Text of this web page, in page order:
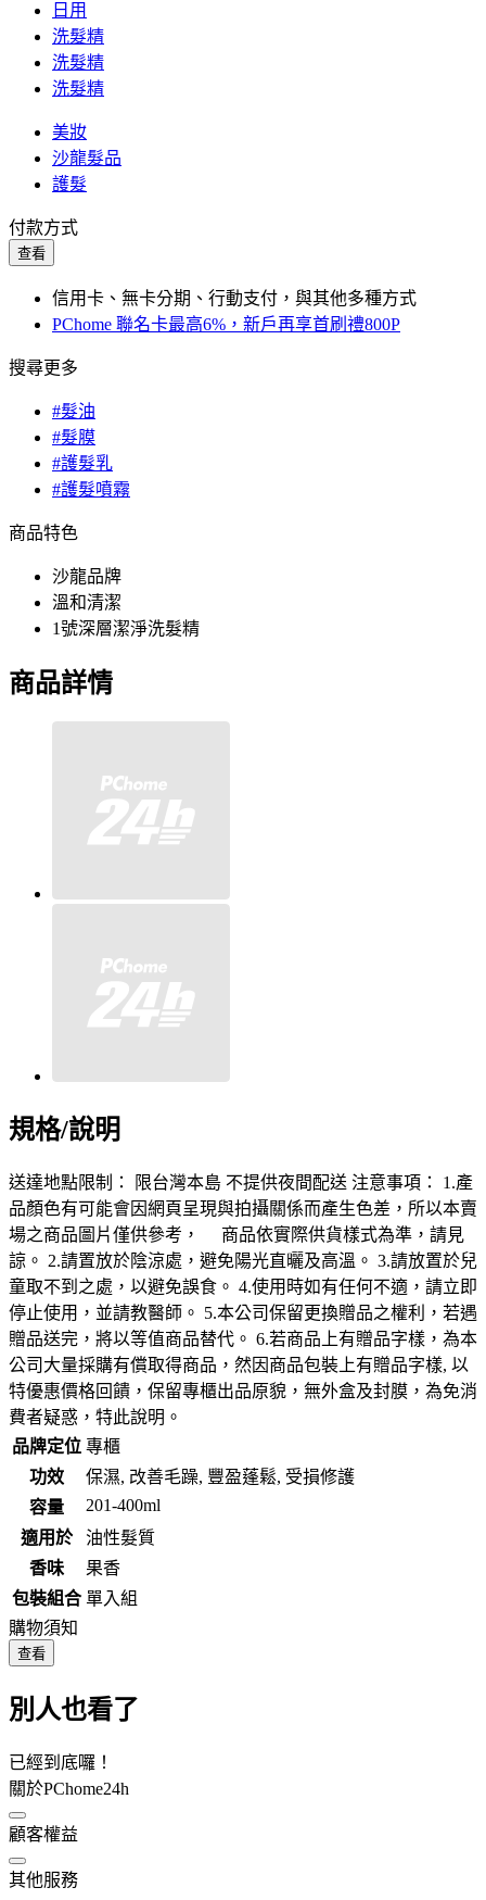
日用
洗髮精
洗髮精
洗髮精
美妝
沙龍髮品
護髮
付款方式
查看
信用卡、無卡分期、行動支付，與其他多種方式
PChome 聯名卡最高6%，新戶再享首刷禮800P
搜尋更多
#髮油
#髮膜
#護髮乳
#護髮噴霧
商品特色
沙龍品牌
溫和清潔
1號深層潔淨洗髮精
商品詳情
規格/說明
送達地點限制： 限台灣本島 不提供夜間配送 注意事項： 1.產
品顏色有可能會因網頁呈現與拍攝關係而產生色差，所以本賣
場之商品圖片僅供參考， 商品依實際供貨樣式為準，請見
諒。 2.請置放於陰涼處，避免陽光直曬及高溫。 3.請放置於兒
童取不到之處，以避免誤食。 4.使用時如有任何不適，請立即
停止使用，並請教醫師。 5.本公司保留更換贈品之權利，若遇
贈品送完，將以等值商品替代。 6.若商品上有贈品字樣，為本
公司大量採購有償取得商品，然因商品包裝上有贈品字樣, 以
特優惠價格回饋，保留專櫃出品原貌，無外盒及封膜，為免消
費者疑惑，特此說明。
品牌定位 專櫃
功效
保濕, 改善毛躁, 豐盈蓬鬆, 受損修護
容量
201-400ml
適用於
油性髮質
香味
果香
包裝組合 單入組
購物須知
查看
別人也看了
已經到底囉！
關於PChome24h
顧客權益
其他服務